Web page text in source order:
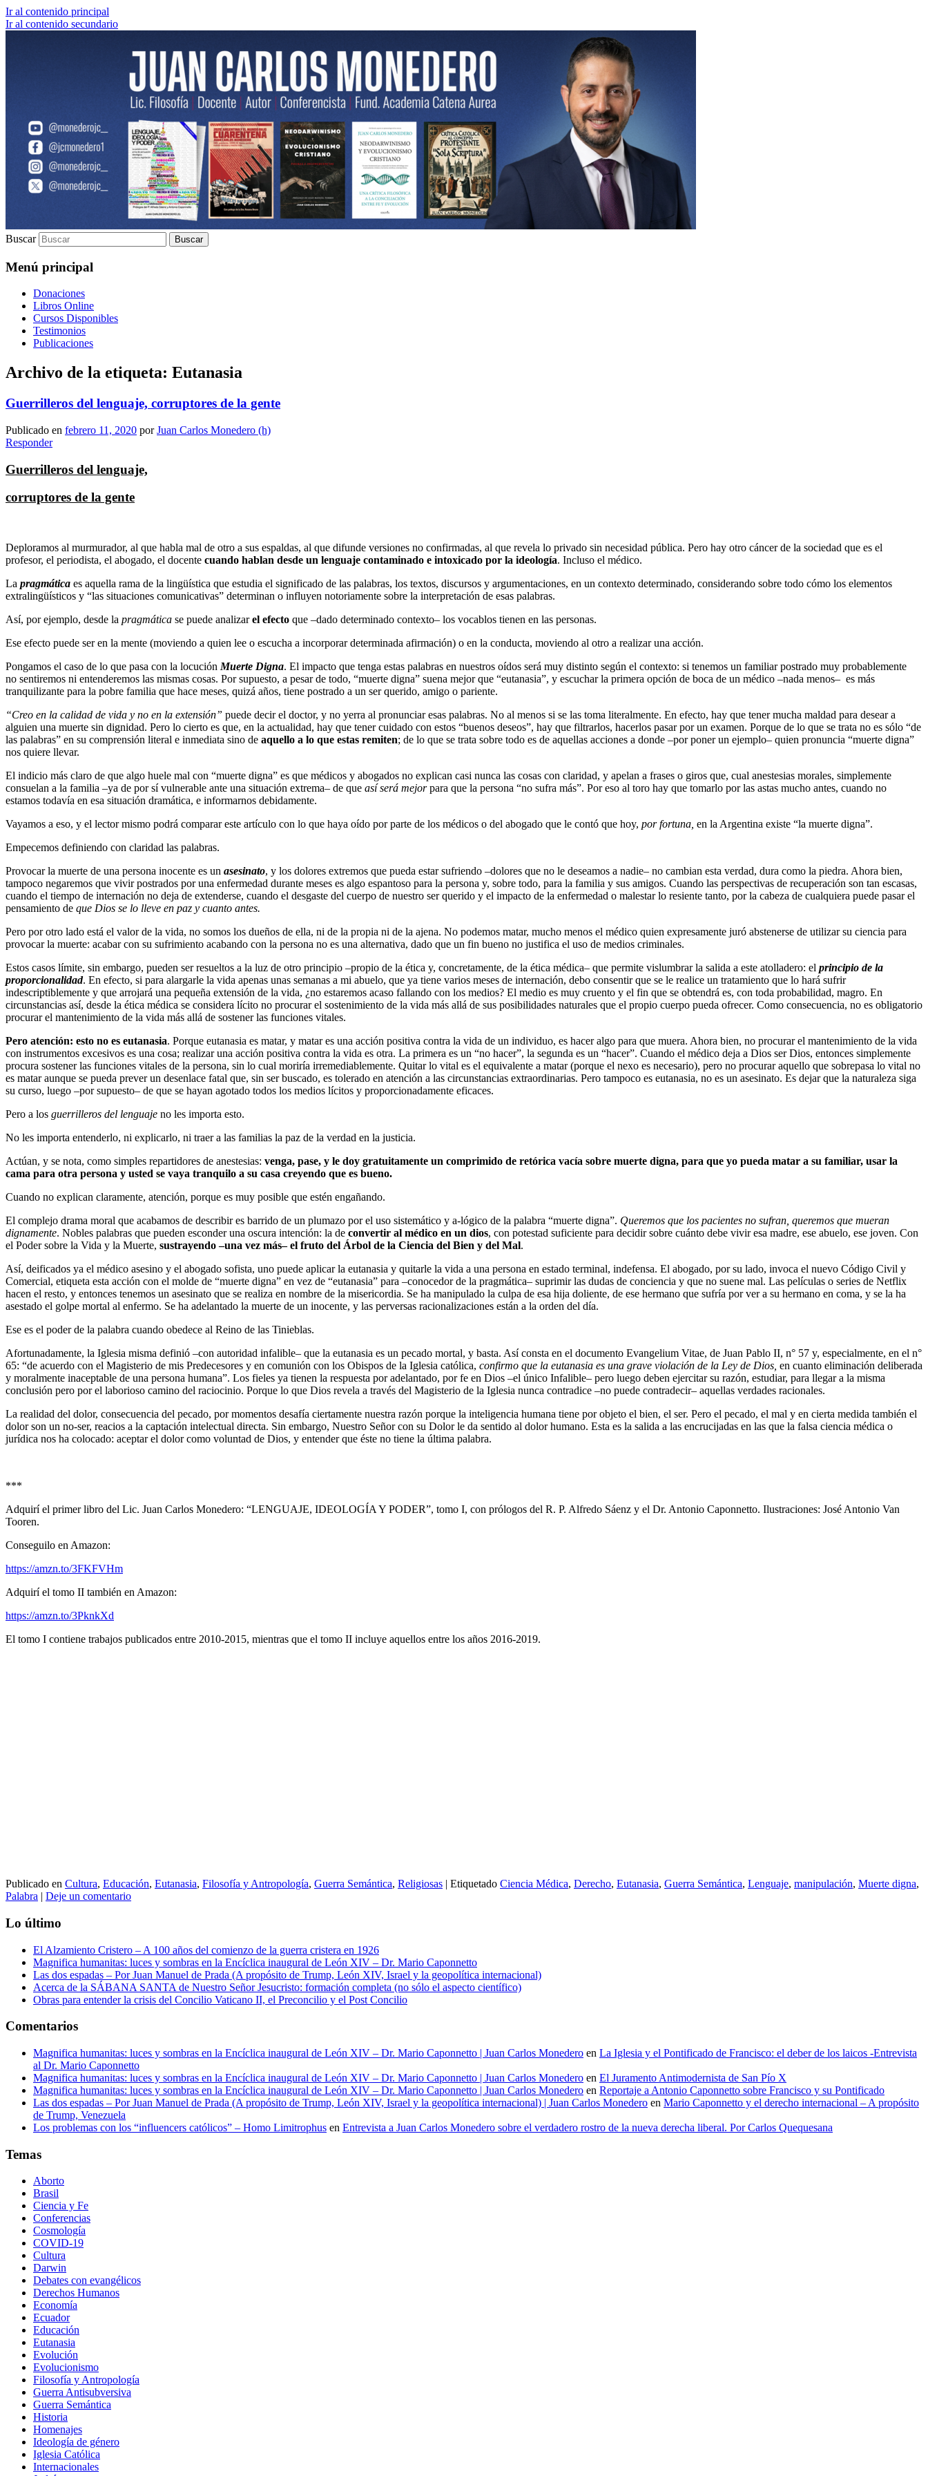
Ir al contenido principal
Ir al contenido secundario
Juan Carlos Monedero
Lic. Filosofía | Docente | Autor | Conferencista | Fund. Academia Catena Aurea
Buscar
Menú principal
Donaciones
Libros Online
Cursos Disponibles
Testimonios
Publicaciones
Archivo de la etiqueta: Eutanasia
Guerrilleros del lenguaje, corruptores de la gente
Publicado en febrero 11, 2020 porJuan Carlos Monedero (h)
Responder
Guerrilleros del lenguaje,
corruptores de la gente
Deploramos al murmurador, al que habla mal de otro a sus espaldas, al que difunde versiones no confirmadas, al que revela lo privado sin necesidad pública. Pero hay otro cáncer de la sociedad que es el
profesor, el periodista, el abogado, el docente cuando hablan desde un lenguaje contaminado e intoxicado por la ideología. Incluso el médico.
La pragmática es aquella rama de la lingüística que estudia el significado de las palabras, los textos, discursos y argumentaciones, en un contexto determinado, considerando sobre todo cómo los elementos
extralingüísticos y “las situaciones comunicativas” determinan o influyen notoriamente sobre la interpretación de esas palabras.
Así, por ejemplo, desde la pragmática se puede analizarel efecto que –dado determinado contexto– los vocablos tienen en las personas.
Ese efecto puede ser en la mente (moviendo a quien lee o escucha a incorporar determinada afirmación) o en la conducta, moviendo al otro a realizar una acción.
Pongamos el caso de lo que pasa con la locución Muerte Digna. El impacto que tenga estas palabras en nuestros oídos será muy distinto según el contexto: si tenemos un familiar postrado muy probablemente
no sentiremos ni entenderemos las mismas cosas. Por supuesto, a pesar de todo, “muerte digna” suena mejor que “eutanasia”, y escuchar la primera opción de boca de un médico –nada menos– es más
tranquilizante para la pobre familia que hace meses, quizá años, tiene postrado a un ser querido, amigo o pariente.
“Creo en la calidad de vida y no en la extensión” puede decir el doctor, y no yerra al pronunciar esas palabras. No al menos si se las toma literalmente. En efecto, hay que tener mucha maldad para desear a
alguien una muerte sin dignidad. Pero lo cierto es que, en la actualidad, hay que tener cuidado con estos “buenos deseos”, hay que filtrarlos, hacerlos pasar por un examen. Porque de lo que se trata no es sólo “de
las palabras” en su comprensión literal e inmediata sino de aquello a lo que estas remiten; de lo que se trata sobre todo es de aquellas acciones a donde –por poner un ejemplo– quien pronuncia “muerte digna”
nos quiere llevar.
El indicio más claro de que algo huele mal con “muerte digna” es que médicos y abogados no explican casi nunca las cosas con claridad, y apelan a frases o giros que, cual anestesias morales, simplemente
consuelan a la familia –ya de por sí vulnerable ante una situación extrema– de que así será mejorpara que la persona “no sufra más”. Por eso al toro hay que tomarlo por las astas mucho antes, cuando no
estamos todavía en esa situación dramática, e informarnos debidamente.
Vayamos a eso, y el lector mismo podrá comparar este artículo con lo que haya oído por parte de los médicos o del abogado que le contó que hoy, por fortuna, en la Argentina existe “la muerte digna”.
Empecemos definiendo con claridad las palabras.
Provocar la muerte de una persona inocente es un asesinato, y los dolores extremos que pueda estar sufriendo –dolores que no le deseamos a nadie– no cambian esta verdad, dura como la piedra. Ahora bien,
tampoco negaremos que vivir postrados por una enfermedad durante meses es algo espantoso para la persona y, sobre todo, para la familia y sus amigos. Cuando las perspectivas de recuperación son tan escasas,
cuando el tiempo de internación no deja de extenderse, cuando el desgaste del cuerpo de nuestro ser querido y el impacto de la enfermedad o malestar lo resiente tanto, por la cabeza de cualquiera puede pasar el
pensamiento de que Dios se lo lleve en paz y cuanto antes.
Pero por otro lado está el valor de la vida, no somos los dueños de ella, ni de la propia ni de la ajena. No podemos matar, mucho menos el médico quien expresamente juró abstenerse de utilizar su ciencia para
provocar la muerte: acabar con su sufrimiento acabando con la persona no es una alternativa, dado que un fin bueno no justifica el uso de medios criminales.
Estos casos límite, sin embargo, pueden ser resueltos a la luz de otro principio –propio de la ética y, concretamente, de la ética médica– que permite vislumbrar la salida a este atolladero: el principio de la
proporcionalidad. En efecto, si para alargarle la vida apenas unas semanas a mi abuelo, que ya tiene varios meses de internación, debo consentir que se le realice un tratamiento que lo hará sufrir
indescriptiblemente y que arrojará una pequeña extensión de la vida, ¿no estaremos acaso fallando con los medios? El medio es muy cruento y el fin que se obtendrá es, con toda probabilidad, magro. En
circunstancias así, desde la ética médica se considera lícito no procurar el sostenimiento de la vida más allá de sus posibilidades naturales que el propio cuerpo pueda ofrecer. Como consecuencia, no es obligatorio
procurar el mantenimiento de la vida más allá de sostener las funciones vitales.
Pero atención: esto no es eutanasia. Porque eutanasia es matar, y matar es una acción positiva contra la vida de un individuo, es hacer algo para que muera. Ahora bien, no procurar el mantenimiento de la vida
con instrumentos excesivos es una cosa; realizar una acción positiva contra la vida es otra. La primera es un “no hacer”, la segunda es un “hacer”. Cuando el médico deja a Dios ser Dios, entonces simplemente
procura sostener las funciones vitales de la persona, sin lo cual moriría irremediablemente. Quitar lo vital es el equivalente a matar (porque el nexo es necesario), pero no procurar aquello que sobrepasa lo vital no
es matar aunque se pueda prever un desenlace fatal que, sin ser buscado, es tolerado en atención a las circunstancias extraordinarias. Pero tampoco es eutanasia, no es un asesinato. Es dejar que la naturaleza siga
su curso, luego –por supuesto– de que se hayan agotado todos los medios lícitos y proporcionadamente eficaces.
Pero a los guerrilleros del lenguaje no les importa esto.
No les importa entenderlo, ni explicarlo, ni traer a las familias la paz de la verdad en la justicia.
Actúan, y se nota, como simples repartidores de anestesias: venga, pase, y le doy gratuitamente un comprimido de retórica vacía sobre muerte digna, para que yo pueda matar a su familiar, usar la
cama para otra persona y usted se vaya tranquilo a su casa creyendo que es bueno.
Cuando no explican claramente, atención, porque es muy posible que estén engañando.
El complejo drama moral que acabamos de describir es barrido de un plumazo por el uso sistemático y a-lógico de la palabra “muerte digna”. Queremos que los pacientes no sufran, queremos que mueran
dignamente. Nobles palabras que pueden esconder una oscura intención: la de convertir al médico en un dios, con potestad suficiente para decidir sobre cuánto debe vivir esa madre, ese abuelo, ese joven. Con
el Poder sobre la Vida y la Muerte, sustrayendo –una vez más– el fruto del Árbol de la Ciencia del Bien y del Mal.
Así, deificados ya el médico asesino y el abogado sofista, uno puede aplicar la eutanasia y quitarle la vida a una persona en estado terminal, indefensa. El abogado, por su lado, invoca el nuevo Código Civil y
Comercial, etiqueta esta acción con el molde de “muerte digna” en vez de “eutanasia” para –conocedor de la pragmática– suprimir las dudas de conciencia y que no suene mal. Las películas o series de Netflix
hacen el resto, y entonces tenemos un asesinato que se realiza en nombre de la misericordia. Se ha manipulado la culpa de esa hija doliente, de ese hermano que sufría por ver a su hermano en coma, y se la ha
asestado el golpe mortal al enfermo. Se ha adelantado la muerte de un inocente, y las perversas racionalizaciones están a la orden del día.
Ese es el poder de la palabra cuando obedece al Reino de las Tinieblas.
Afortunadamente, la Iglesia misma definió –con autoridad infalible– que la eutanasia es un pecado mortal, y basta. Así consta en el documento Evangelium Vitae, de Juan Pablo II, n° 57 y, especialmente, en el n°
65: “de acuerdo con el Magisterio de mis Predecesores y en comunión con los Obispos de la Iglesia católica, confirmo que la eutanasia es una grave violación de la Ley de Dios, en cuanto eliminación deliberada
y moralmente inaceptable de una persona humana”. Los fieles ya tienen la respuesta por adelantado, por fe en Dios –el único Infalible– pero luego deben ejercitar su razón, estudiar, para llegar a la misma
conclusión pero por el laborioso camino del raciocinio. Porque lo que Dios revela a través del Magisterio de la Iglesia nunca contradice –no puede contradecir– aquellas verdades racionales.
La realidad del dolor, consecuencia del pecado, por momentos desafía ciertamente nuestra razón porque la inteligencia humana tiene por objeto el bien, el ser. Pero el pecado, el mal y en cierta medida también el
dolor son un no-ser, reacios a la captación intelectual directa. Sin embargo, Nuestro Señor con su Dolor le da sentido al dolor humano. Esta es la salida a las encrucijadas en las que la falsa ciencia médica o
jurídica nos ha colocado: aceptar el dolor como voluntad de Dios, y entender que éste no tiene la última palabra.
***
Adquirí el primer libro del Lic. Juan Carlos Monedero: “LENGUAJE, IDEOLOGÍA Y PODER”, tomo I, con prólogos del R. P. Alfredo Sáenz y el Dr. Antonio Caponnetto. Ilustraciones: José Antonio Van
Tooren.
Conseguilo en Amazon:
https://amzn.to/3FKFVHm
Adquirí el tomo II también en Amazon:
https://amzn.to/3PknkXd
El tomo I contiene trabajos publicados entre 2010-2015, mientras que el tomo II incluye aquellos entre los años 2016-2019.
Publicado en Cultura, Educación, Eutanasia, Filosofía y Antropología, Guerra Semántica, Religiosas | Etiquetado Ciencia Médica, Derecho, Eutanasia, Guerra Semántica, Lenguaje, manipulación, Muerte digna,
Palabra | Deje un comentario
Lo último
El Alzamiento Cristero – A 100 años del comienzo de la guerra cristera en 1926
Magnifica humanitas: luces y sombras en la Encíclica inaugural de León XIV – Dr. Mario Caponnetto
Las dos espadas – Por Juan Manuel de Prada (A propósito de Trump, León XIV, Israel y la geopolítica internacional)
Acerca de la SÁBANA SANTA de Nuestro Señor Jesucristo: formación completa (no sólo el aspecto científico)
Obras para entender la crisis del Concilio Vaticano II, el Preconcilio y el Post Concilio
Comentarios
Magnifica humanitas: luces y sombras en la Encíclica inaugural de León XIV – Dr. Mario Caponnetto | Juan Carlos Monedero en La Iglesia y el Pontificado de Francisco: el deber de los laicos -Entrevista
al Dr. Mario Caponnetto
Magnifica humanitas: luces y sombras en la Encíclica inaugural de León XIV – Dr. Mario Caponnetto | Juan Carlos Monedero en El Juramento Antimodernista de San Pío X
Magnifica humanitas: luces y sombras en la Encíclica inaugural de León XIV – Dr. Mario Caponnetto | Juan Carlos Monedero en Reportaje a Antonio Caponnetto sobre Francisco y su Pontificado
Las dos espadas – Por Juan Manuel de Prada (A propósito de Trump, León XIV, Israel y la geopolítica internacional) | Juan Carlos Monedero en Mario Caponnetto y el derecho internacional – A propósito
de Trump, Venezuela
Los problemas con los “influencers católicos” – Homo Limitrophus en Entrevista a Juan Carlos Monedero sobre el verdadero rostro de la nueva derecha liberal. Por Carlos Quequesana
Temas
Aborto
Brasil
Ciencia y Fe
Conferencias
Cosmología
COVID-19
Cultura
Darwin
Debates con evangélicos
Derechos Humanos
Economía
Ecuador
Educación
Eutanasia
Evolución
Evolucionismo
Filosofía y Antropología
Guerra Antisubversiva
Guerra Semántica
Historia
Homenajes
Ideología de género
Iglesia Católica
Internacionales